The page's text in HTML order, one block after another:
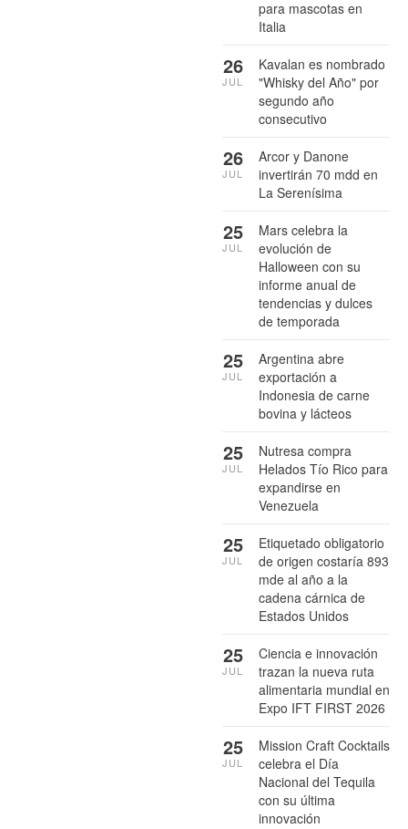
para mascotas en
Italia
Kavalan es nombrado
"Whisky del Año" por
segundo año
consecutivo
26
JUL
Arcor y Danone
invertirán 70 mdd en
La Serenísima
26
JUL
Mars celebra la
evolución de
Halloween con su
informe anual de
tendencias y dulces
de temporada
25
JUL
Argentina abre
exportación a
Indonesia de carne
bovina y lácteos
25
JUL
Nutresa compra
Helados Tío Rico para
expandirse en
Venezuela
25
JUL
Etiquetado obligatorio
de origen costaría 893
mde al año a la
cadena cárnica de
Estados Unidos
25
JUL
Ciencia e innovación
trazan la nueva ruta
alimentaria mundial en
Expo IFT FIRST 2026
25
JUL
Mission Craft Cocktails
celebra el Día
Nacional del Tequila
con su última
innovación
25
JUL